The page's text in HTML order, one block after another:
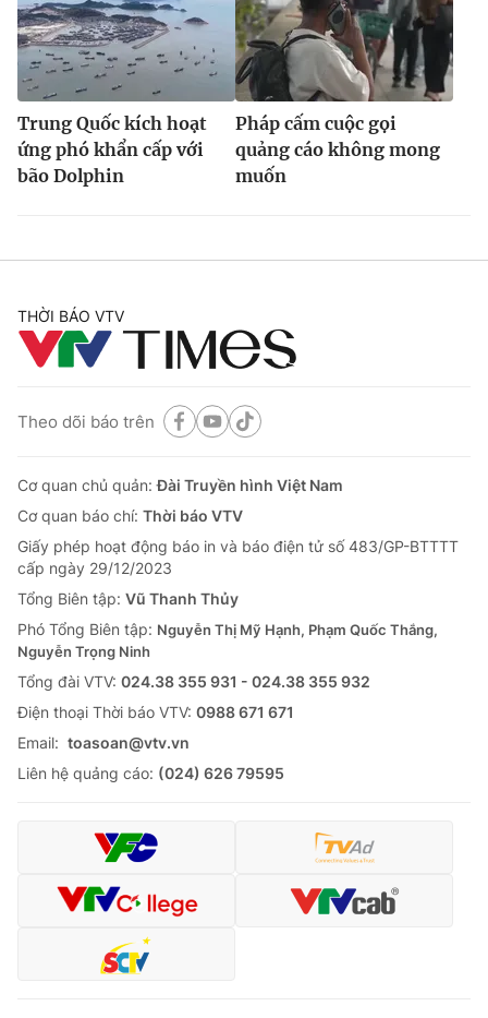
Trung Quốc kích hoạt
ứng phó khẩn cấp với
bão Dolphin
Pháp cấm cuộc gọi
quảng cáo không mong
muốn
THỜI BÁO VTV
Theo dõi báo trên
Cơ quan chủ quản:Đài Truyền hình Việt Nam
Cơ quan báo chí: Thời báo VTV
Giấy phép hoạt động báo in và báo điện tử số 483/GP-BTTTT
cấp ngày 29/12/2023
Tổng Biên tập: Vũ Thanh Thủy
Phó Tổng Biên tập: Nguyễn Thị Mỹ Hạnh, Phạm Quốc Thắng,
Nguyễn Trọng Ninh
Tổng đài VTV: 024.38 355 931 - 024.38 355 932
Ðiện thoại Thời báo VTV: 0988 671 671
Email: toasoan@vtv.vn
Liên hệ quảng cáo: (024) 626 79595